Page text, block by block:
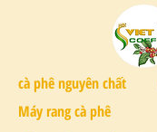
cà phê nguyên chất
Máy rang cà phê